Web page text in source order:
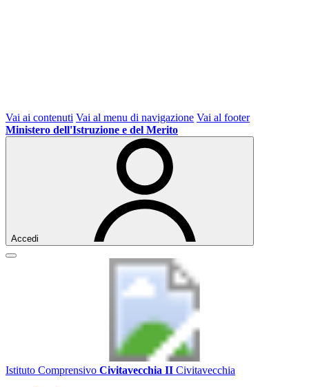
Vai ai contenuti Vai al menu di navigazione Vai al footer
Ministero dell'Istruzione e del Merito
Accedi
Istituto Comprensivo Civitavecchia II Civitavecchia